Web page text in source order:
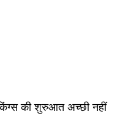
की शुरुआत अच्छी नहीं